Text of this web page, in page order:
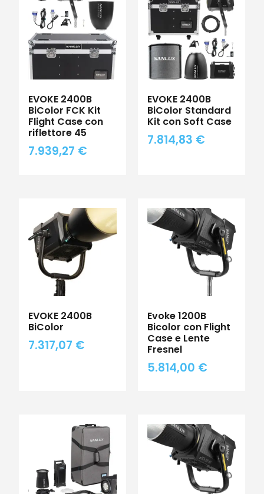
EVOKE 2400B
BiColor FCK Kit
Flight Case con
riflettore 45
7.939,27 €
EVOKE 2400B
BiColor Standard
Kit con Soft Case
7.814,83 €
EVOKE 2400B
BiColor
7.317,07 €
Evoke 1200B
Bicolor con Flight
Case e Lente
Fresnel
5.814,00 €